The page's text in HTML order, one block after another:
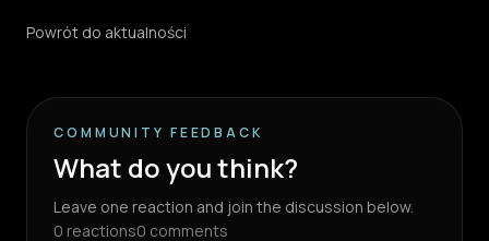
Powrót do aktualności
COMMUNITY FEEDBACK
What do you think?
Leave one reaction and join the discussion below.
0 reactions0 comments